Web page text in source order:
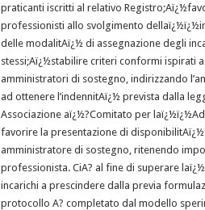
praticanti iscritti al relativo
professionisti allo svolgimento
delle modalitAï¿½ di assegnazione degli
stessi;Aï¿½stabilire criteri conformi ispirati
amministratori di sostegno, indirizzando
ad ottenere l’indennitAï¿½ prevista dalla
Associazione aï¿½?Comitato per
favorire la presentazione di
amministratore di sostegno, ritenendo
professionista. CiA? al fine di superare
incarichi a prescindere dalla previa
protocollo A? completato dal modello